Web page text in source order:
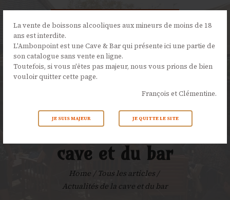
La vente de boissons alcooliques aux mineurs de moins de 18
ans est interdite.
L'Ambonpoint est une Cave & Bar qui présente ici une partie de
son catalogue sans vente en ligne.
Toutefois, si vous n'êtes pas majeur, nous vous prions de bien
vouloir quitter cette page.
François et Clémentine.
JE SUIS MAJEUR JE QUITTE LE SITE
Actualités de la
cave et du bar
Home
Tous les articles
Actualités de la cave et du bar
L’AMBONPOINT
LA CAVE
NOS ÉVÉNEMENTS
ACTUALITÉS
CONTACTS